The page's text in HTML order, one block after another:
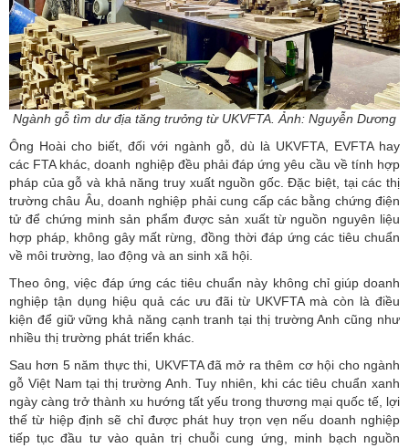
Ngành gỗ tìm dư địa tăng trưởng từ UKVFTA. Ảnh: Nguyễn Dương
Ông Hoài cho biết, đối với ngành gỗ, dù là UKVFTA, EVFTA hay
các FTA khác, doanh nghiệp đều phải đáp ứng yêu cầu về tính hợp
pháp của gỗ và khả năng truy xuất nguồn gốc. Đặc biệt, tại các thị
trường châu Âu, doanh nghiệp phải cung cấp các bằng chứng điện
tử để chứng minh sản phẩm được sản xuất từ nguồn nguyên liệu
hợp pháp, không gây mất rừng, đồng thời đáp ứng các tiêu chuẩn
về môi trường, lao động và an sinh xã hội.
Theo ông, việc đáp ứng các tiêu chuẩn này không chỉ giúp doanh
nghiệp tận dụng hiệu quả các ưu đãi từ UKVFTA mà còn là điều
kiện để giữ vững khả năng cạnh tranh tại thị trường Anh cũng như
nhiều thị trường phát triển khác.
Sau hơn 5 năm thực thi, UKVFTA đã mở ra thêm cơ hội cho ngành
gỗ Việt Nam tại thị trường Anh. Tuy nhiên, khi các tiêu chuẩn xanh
ngày càng trở thành xu hướng tất yếu trong thương mại quốc tế, lợi
thế từ hiệp định sẽ chỉ được phát huy trọn vẹn nếu doanh nghiệp
tiếp tục đầu tư vào quản trị chuỗi cung ứng, minh bạch nguồn